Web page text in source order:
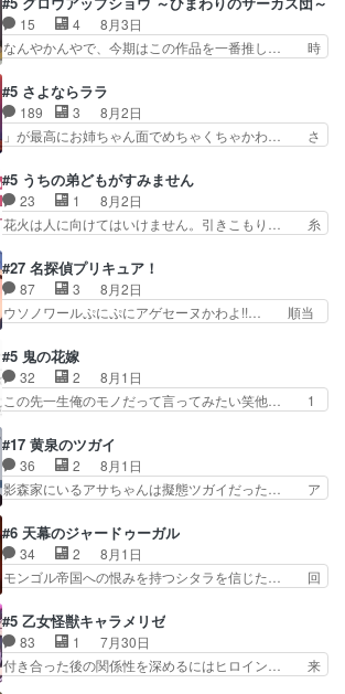
マン趣味ダダ漏れで好き… 期末試験が始まろうと
しておりスピカは対策… 能力鑑定胸像タリスマン
氏容姿も評価してし…
の関係に対して完全に「昔の女」とし… ルーシー
にデレるルディが完全に親バカで微… サラとは会
ってほしいちゃんとした別れ方し… サラは未練0
キャラモヤモヤする別れ方だ… 役で出演させてい
ただきました！よろしくお… 毎クールメインヒロ
インを好きになっちゃう…
15 4
8月3日
なんやかんやで、今期はこの作品を一番推し… 時
愛すぎるな楠木ともりちゃんのね… デフォルメさ
れた表情が特に多かったのが印… 葵＆茜の回も良
きでした。あの証拠写真、ひ… 互いが互いのこと
を想っているのにすれ違っ… 第５話をｄアニメス
んと練習したい〟と言… 本当この作品は「キャ
ラ」を活かすのがうま… みずかちゃんの介入で双
子の仲にヒビが………
#5 さよならララ
189 3
8月2日
」が最高にお姉ちゃん面でめちゃくちゃかわ… さ
を振り切ってみんなに謝ったララの思い… 仕事に
馴染めない辺り観ていて苦しいところ… ララちゃ
んの事情はもう少し皆に話して良い… ララと茉里
とで初のアルバイト。七転八倒し… 労働するプリ
てケーキ食べて、帰りにカメ… ララが働く事での
てんやわんや。働いて大変… 地道に働き人と関わ
る日々の中に愛を見いだ…
#5 うちの弟どもがすみません
23 1
8月2日
花火は人に向けてはいけません。引きこもり… 糸
お名前を見たんだけどあの中村大樹さん… 糸ちゃ
んカッケー、色んな意味でwゲームが… 姉から性
的興奮覚えてないよね？なんて言わ… テーマ：引
きこもりの理由感想は、久しぶり… 元ゲーマーな
んの距離感おかしいね(*´… 糸と源ははよ好きお
うとると言わんかい！引… ショウくんと対等に話
すためにゲームをする…
#27 名探偵プリキュア！
87 3
8月2日
ウソノワールぷにぷにアゲセーヌかわよ!!… 順当
取り戻し正式に探偵事務所で働き始め… ポワロ、
元ネタを解説して原作に誘導するの… くれあさん
の探偵としての初事件にしてちょ… ・急にクイズ
番組が始まったw・妖精ウソノ… るるかの助手だ
の！？クレアさん探偵すぎ… 突然のポアロクイズ
は草なんよ。んで、あん… 今回からついにくれあ
が探偵事務所の仲間に…
#5 鬼の花嫁
32 2
8月1日
この先一生俺のモノだって言ってみたい笑他… 1
さん柚子に18年分の誕生日プレゼント… 柚子は
鬼龍院家から初めて学校に通う事にな… プレゼン
ト攻撃ヤバすぎるwwwヴァイオレ… 玲夜さまサ
プライズの、これまでの柚子ちゃ… 玲夜から柚子
んへ…もう中学生な… 梅原の人が18歳になるま
での誕生プレゼン… なよなよした男（cv石田彰）
梅ちゃんがた…
#17 黄泉のツガイ
36 2
8月1日
影森家にいるアサちゃんは擬態ツガイだった… ア
にアサはいなかった逆にガブちゃんはい… 影森の
当主が際限なくツガイを増やせるのに… 今回はも
うガブちゃんさんの悲鳴にも似た怒… ユルと戦っ
た時から伏線が張られていたのが… しかしアサ
い筈のガブちゃん、アキオの… 色々とひっかけが
あって、最終的に嫌な終わ… ゴンゾウが従える大
量のツガイに何事かと思…
#6 天幕のジャードゥーガル
34 2
8月1日
モンゴル帝国への恨みを持つシタラを信じた… 回
タイの妃になってもその心は晴れず、モ… ドレゲ
ネの過去、宝石だった彼女が人になり… ドレゲネ
の過去、、辛かった、、あのジャタ… 年上旦那が
良い人でも、女は宝石でただ笑っ… ダイルの儀式
#5 乙女怪獣キャラメリゼ
83 1
7月30日
付き合った後の関係性を深めるにはヒロイン… 来